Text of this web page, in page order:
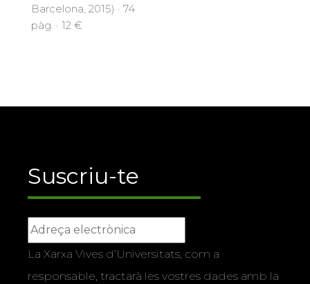
Barcelona, 2015) · 74
pàg. · 12 €
Suscriu-te
La Xarxa Vives d’Universitats, com a
responsable, tractarà les vostres dades amb la